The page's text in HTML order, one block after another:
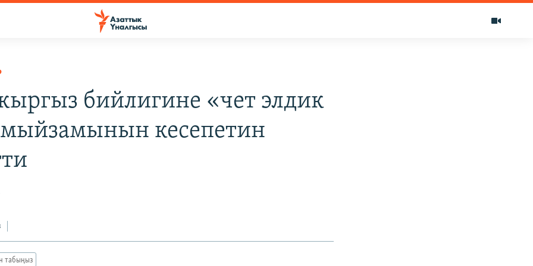
бийлигине «чет элдик
мыйзамынын кесепетин
табыңыз